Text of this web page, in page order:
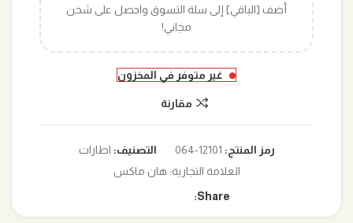
أضف [الباقي] إلى سلة التسوق واحصل على شحن
مجاني!
غير متوفر في المخزون
مقارنة
رمز المنتج: 12101-064 التصنيف: اطارات
العلامة التجارية: هان ماكس
Share: